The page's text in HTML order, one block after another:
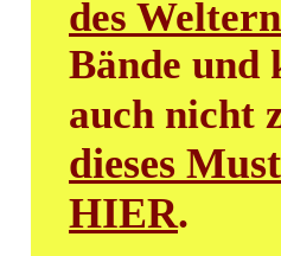
des
Bände und
auch nicht
dieses
HIER.